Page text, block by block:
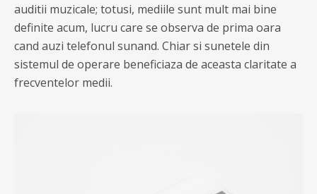
auditii muzicale; totusi, mediile sunt mult mai bine
definite acum, lucru care se observa de prima oara
cand auzi telefonul sunand. Chiar si sunetele din
sistemul de operare beneficiaza de aceasta claritate a
frecventelor medii.